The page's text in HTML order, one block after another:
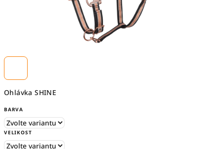
Ohlávka SHINE
BARVA
VELIKOST